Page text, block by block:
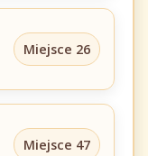
Miejsce 26
Miejsce 47